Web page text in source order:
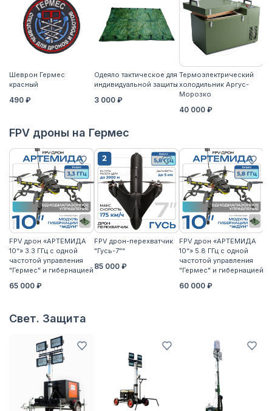
Шеврон Гермес
красный
490 ₽
Одеяло тактическое для
индивидуальной защиты
3 000 ₽
Термоэлектрический
холодильник Аргус-
Морозко
40 000 ₽
FPV дроны на Гермес
FPV дрон «АРТЕМИДА
10“» 3.3 ГГц с одной
частотой управления
"Гермес" и гибернацией
65 000 ₽
FPV дрон-перехватчик
"Гусь-7""
85 000 ₽
FPV дрон «АРТЕМИДА
10“» 5.8 ГГц с одной
частотой управления
"Гермес" и гибернацией
60 000 ₽
Свет. Защита